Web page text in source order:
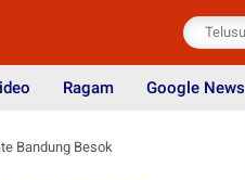
Ragam Google News
Bandung Besok